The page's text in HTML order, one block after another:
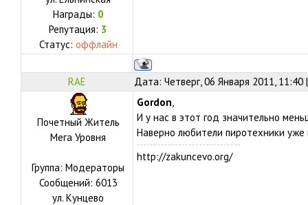
Награды: 0
Репутация: 3
Статус: оффлайн
RAE Дата: Четверг, 06 Января 2011,
Почетный Житель
Мега Уровня
Группа: Модераторы
Сообщений: 6013
ул. Кунцево
Gordon,
И у нас в этот год значительно
Наверно любители пиротехники уже
http://zakuncevo.org/